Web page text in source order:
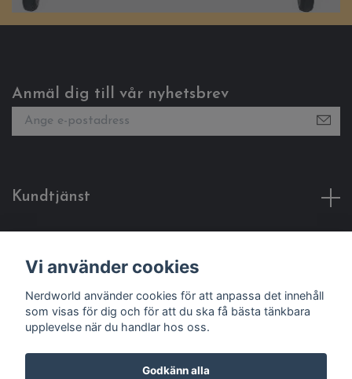
Anmäl dig till vår nyhetsbrev
Kundtjänst
Sociala medier
Vi använder cookies
Nerdworld använder cookies för att anpassa det innehåll
som visas för dig och för att du ska få bästa tänkbara
upplevelse när du handlar hos oss.
Godkänn alla